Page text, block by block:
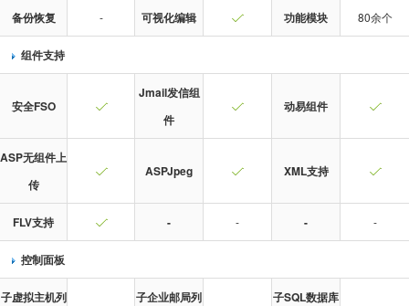
备份恢复 - 可视化编辑 功能模块 80余个
组件支持
安全FSO
Jmail发信组
件
动易组件
ASP无组件上
传
ASPJpeg XML支持
FLV支持 - - - -
控制面板
子虚拟主机列
子企业邮局列
子SQL数据库